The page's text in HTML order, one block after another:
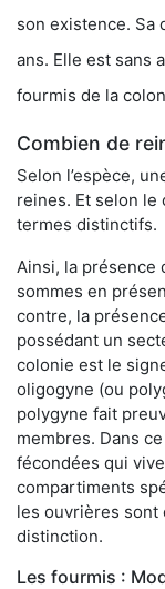
son existence. Sa
ans. Elle est sans
fourmis de la
Combien de
Selon l’espèce,
reines. Et selon le
termes distinctifs.
Ainsi, la présence
sommes en
contre, la
possédant un
colonie est le
oligogyne (ou
polygyne fait
membres. Dans
fécondées qui
compartiments
les ouvrières sont
distinction.
Les fourmis :